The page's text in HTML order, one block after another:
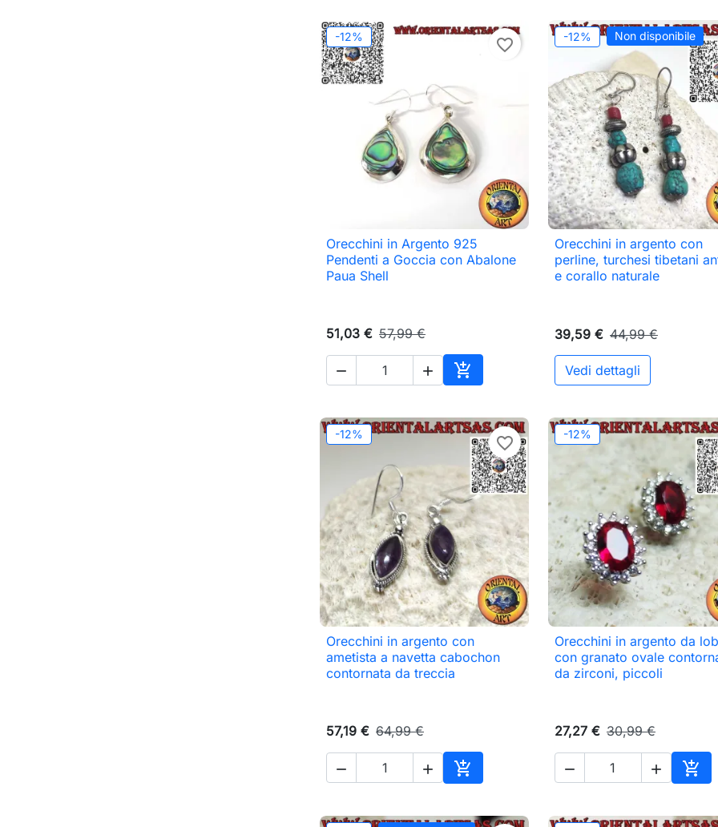
-12% favorite_border
 Anteprima
Orecchini in Argento 925
Pendenti a Goccia con Abalone
Paua Shell
51,03 € 57,99 €
  
Aggiungi al carrello
-12% Non disponibile
 Anteprima
Orecchini in argento con
perline, turchesi tibetani
e corallo naturale
39,59 € 44,99 €
Vedi dettagli
-12% favorite_border
 Anteprima
Orecchini in argento con
ametista a navetta cabochon
contornata da treccia
57,19 € 64,99 €
  
Aggiungi al carrello
-12%
 Anteprima
Orecchini in argento da
con granato ovale
da zirconi, piccoli
27,27 € 30,99 €
  